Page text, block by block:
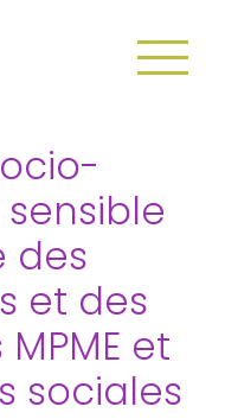
des
et des
et
sociales